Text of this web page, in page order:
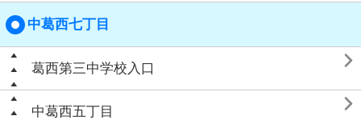
中葛西七丁目
葛西第三中学校入口 
中葛西五丁目 